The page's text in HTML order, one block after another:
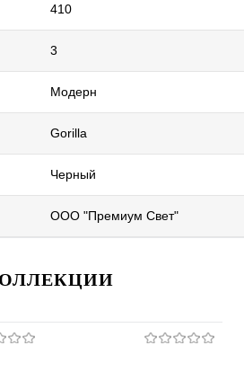
410
3
Модерн
Gorilla
Черный
ООО "Премиум Свет"